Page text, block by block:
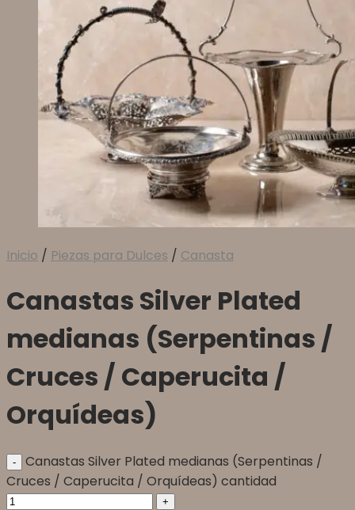
Inicio / Piezas para Dulces / Canasta
Canastas Silver Plated
medianas (Serpentinas /
Cruces / Caperucita /
Orquídeas)
Canastas Silver Plated medianas (Serpentinas /
Cruces / Caperucita / Orquídeas) cantidad